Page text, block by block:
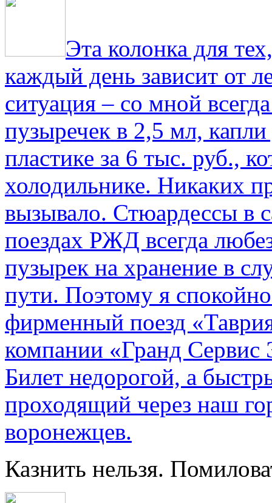
Эта колонка для
каждый день зависит от
ситуация – со мной
пузыречек в 2,5 мл,
пластике за 6 тыс. руб.,
холодильнике. Никаких
вызывало. Стюардессы в
поездах РЖД всегда
пузырек на хранение в
пути. По­этому я
фирменный поезд
компании «Гранд Сервис
Билет недорогой, а
проходящий через наш
воронежцев.
Казнить нельзя.